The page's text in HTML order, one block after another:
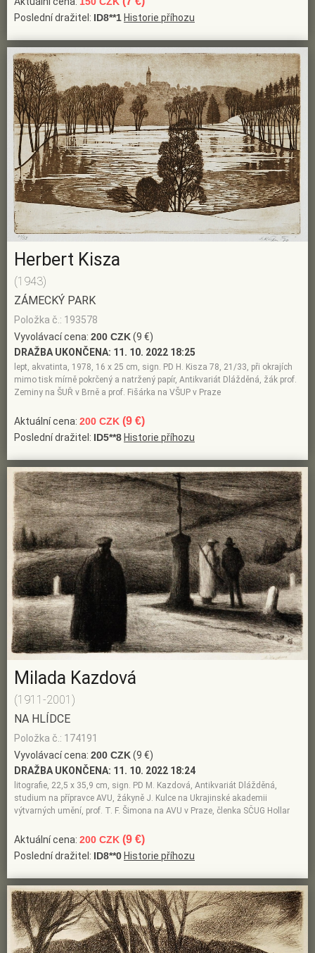
Poslední dražitel: ID8**1 Historie příhozu
Herbert Kisza
(1943)
ZÁMECKÝ PARK
Položka č.: 193578
Vyvolávací cena: 200 CZK(9 €)
DRAŽBA UKONČENA: 11. 10. 2022 18:25
lept, akvatinta, 1978, 16 x 25 cm, sign. PD H. Kisza 78, 21/33, při okrajích
mimo tisk mírně pokrčený a natržený papír, Antikvariát Dlážděná, žák prof.
Zeminy na ŠUŘ v Brně a prof. Fišárka na VŠUP v Praze
Aktuální cena: 200 CZK (9 €)
Poslední dražitel: ID5**8 Historie příhozu
Milada Kazdová
(1911-2001)
NA HLÍDCE
Položka č.: 174191
Vyvolávací cena: 200 CZK(9 €)
DRAŽBA UKONČENA: 11. 10. 2022 18:24
litografie, 22,5 x 35,9 cm, sign. PD M. Kazdová, Antikvariát Dlážděná,
studium na přípravce AVU, žákyně J. Kulce na Ukrajinské akademii
výtvarných umění, prof. T. F. Šimona na AVU v Praze, členka SČUG Hollar
Aktuální cena: 200 CZK (9 €)
Poslední dražitel: ID8**0Historie příhozu